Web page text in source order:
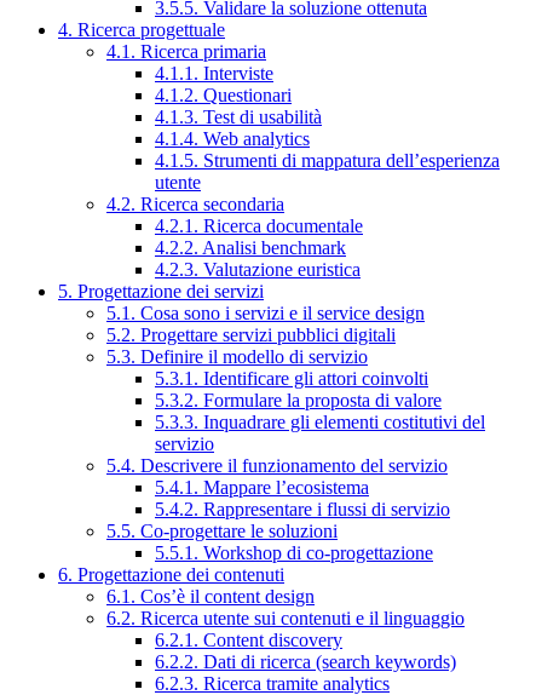
3.5.5. Validare la soluzione ottenuta
4. Ricerca progettuale
4.1. Ricerca primaria
4.1.1. Interviste
4.1.2. Questionari
4.1.3. Test di usabilità
4.1.4. Web analytics
4.1.5. Strumenti di mappatura dell’esperienza
utente
4.2. Ricerca secondaria
4.2.1. Ricerca documentale
4.2.2. Analisi benchmark
4.2.3. Valutazione euristica
5. Progettazione dei servizi
5.1. Cosa sono i servizi e il service design
5.2. Progettare servizi pubblici digitali
5.3. Definire il modello di servizio
5.3.1. Identificare gli attori coinvolti
5.3.2. Formulare la proposta di valore
5.3.3. Inquadrare gli elementi costitutivi del
servizio
5.4. Descrivere il funzionamento del servizio
5.4.1. Mappare l’ecosistema
5.4.2. Rappresentare i flussi di servizio
5.5. Co-progettare le soluzioni
5.5.1. Workshop di co-progettazione
6. Progettazione dei contenuti
6.1. Cos’è il content design
6.2. Ricerca utente sui contenuti e il linguaggio
6.2.1. Content discovery
6.2.2. Dati di ricerca (search keywords)
6.2.3. Ricerca tramite analytics